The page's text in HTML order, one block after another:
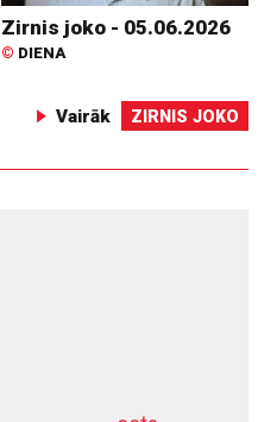
Zirnis joko - 05.06.2026
© DIENA
Vairāk ZIRNIS JOKO